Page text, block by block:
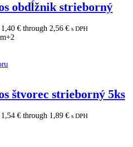
obdĺžnik strieborný
€ through 2,56 € s DPH
+2
štvorec strieborný 5ks
€ through 1,89 € s DPH